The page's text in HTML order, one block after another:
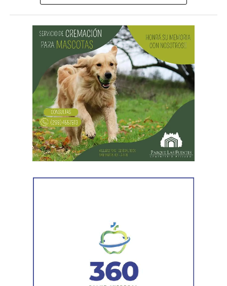
Desde Vialidad Nacional informaron que,durante las
próximas semanas, el operativo de bacheo será
reforzado con dos nuevas cuadrillas de trabajo y dos
camiones bacheadores, lo que permitirá incrementar
el ritmo de ejecución y optimizar las tareas de
mantenimiento en distintos puntos del Alto Valle.
Por otra parte, el organismo avanza con el relevamiento
sectores más deteriorados y mejorar las condiciones de